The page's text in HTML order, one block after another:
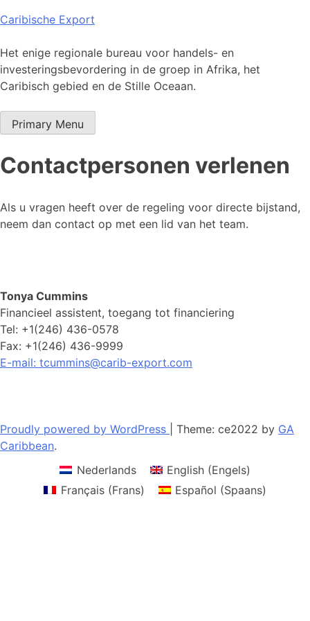
Skip
content
Caribische Export
Het enige regionale bureau voor handels- en
investeringsbevordering in de groep in Afrika, het
Caribisch gebied en de Stille Oceaan.
Primary Menu
Contactpersonen verlenen
Als u vragen heeft over de regeling voor directe bijstand,
neem dan contact op met een lid van het team.
Tonya Cummins
Financieel assistent, toegang tot financiering
Tel: +1(246) 436-0578
Fax: +1(246) 436-9999
E-mail: tcummins@carib-export.com
Proudly powered by WordPress Theme: ce2022 by GA
Caribbean.
Nederlands
English(Engels)
Français(Frans) Español (Spaans)